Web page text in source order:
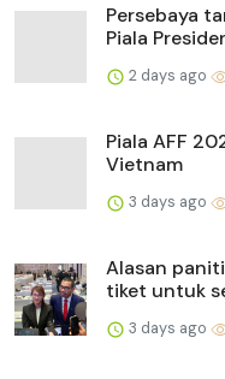
Persebaya
Piala
2 days ago
Piala AFF
Vietnam
3 days ago
Alasan
tiket untuk
3 days ago